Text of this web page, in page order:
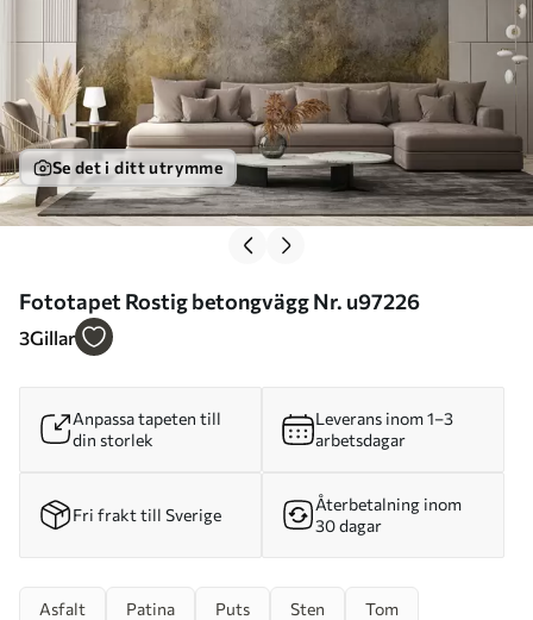
Se det i ditt utrymme
Fototapet Rostig betongvägg Nr. u97226
3Gillar
Anpassa tapeten till
din storlek
Leverans inom 1–3
arbetsdagar
Fri frakt till Sverige
Återbetalning inom
30 dagar
Asfalt Patina Puts Sten Tom